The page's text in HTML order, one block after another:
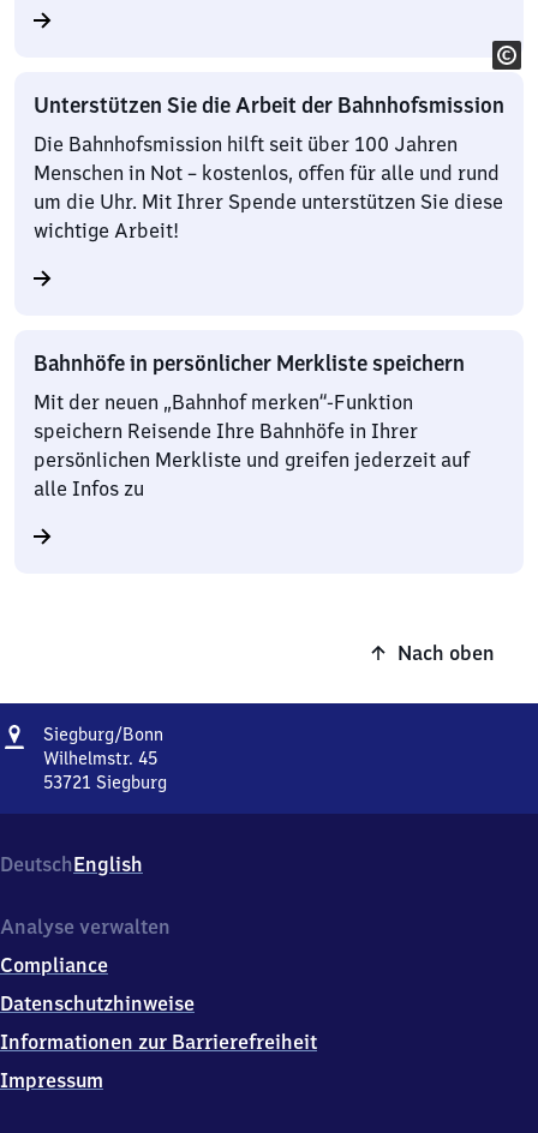
Unterstützen Sie die Arbeit der Bahnhofsmission
Die Bahnhofsmission hilft seit über 100 Jahren
Menschen in Not – kostenlos, offen für alle und rund
um die Uhr. Mit Ihrer Spende unterstützen Sie diese
wichtige Arbeit!
Bahnhöfe in persönlicher Merkliste speichern
Mit der neuen „Bahnhof merken“-Funktion
speichern Reisende Ihre Bahnhöfe in Ihrer
persönlichen Merkliste und greifen jederzeit auf
alle Infos zu
Nach oben
Adresse
Siegburg/​Bonn
Wilhelmstr. 45
53721 Siegburg
Wilhelmstr.
45,
3
2
1
DeutschEnglish
Analyse verwalten
Compliance
Datenschutzhinweise
Informationen zur Barrierefreiheit
Impressum